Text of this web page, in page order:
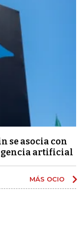
se asocia con
artificial
MÁS OCIO